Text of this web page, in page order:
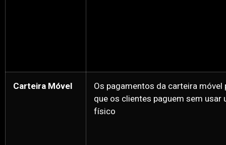
Carteira Móvel
Os pagamentos da carteira móvel
que os clientes paguem sem usar
físico